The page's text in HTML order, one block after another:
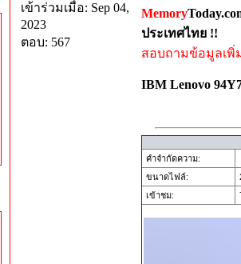
เข้าร่วมเมื่อ: Sep 04,
2023
ตอบ: 567
Memory
ประเทศไทย !!
สอบถามข้อมูลเพิ่
IBM Lenovo
คำจำกัดความ:
ขนาดไฟล์:
เข้าชม: